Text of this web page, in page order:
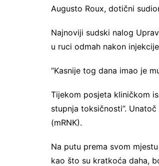
Augusto Roux, dotični
Najnoviji sudski nalog
u ruci odmah nakon
“Kasnije tog dana imao je
Tijekom posjeta kliničkom
stupnja toksičnosti”.
(mRNK).
Na putu prema svom
kao što su kratkoća daha,